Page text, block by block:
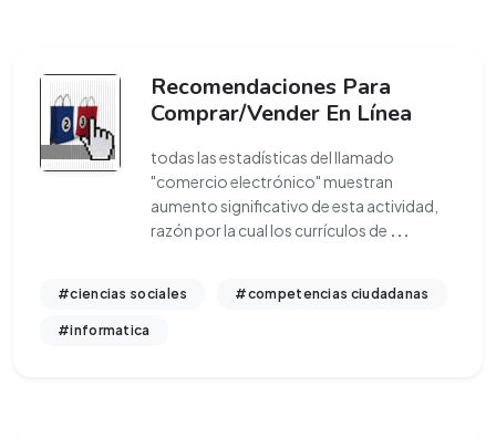
Recomendaciones Para
Comprar/Vender En Línea
todas las estadísticas del llamado
"comercio electrónico" muestran
aumento significativo de esta actividad,
razón por la cual los currículos de ...
#ciencias sociales #competencias ciudadanas
#informatica